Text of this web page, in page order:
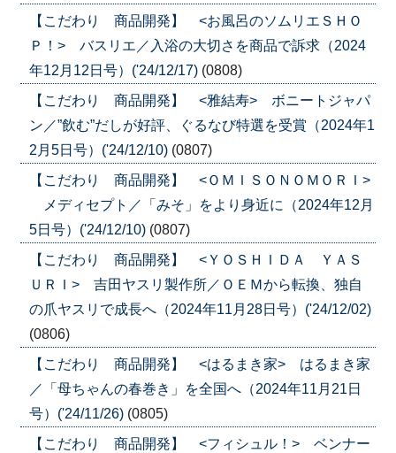
【こだわり 商品開発】 <お風呂のソムリエＳＨＯ
Ｐ！> バスリエ／入浴の大切さを商品で訴求（2024
年12月12日号）('24/12/17) (0808)
【こだわり 商品開発】 <雅結寿> ボニートジャパ
ン／”飲む”だしが好評、ぐるなび特選を受賞（2024年1
2月5日号）('24/12/10) (0807)
【こだわり 商品開発】 <ＯＭＩＳＯＮＯＭＯＲＩ>
メディセプト／「みそ」をより身近に（2024年12月
5日号）('24/12/10) (0807)
【こだわり 商品開発】 <ＹＯＳＨＩＤＡ ＹＡＳ
ＵＲＩ> 吉田ヤスリ製作所／ＯＥＭから転換、独自
の爪ヤスリで成長へ（2024年11月28日号）('24/12/02)
(0806)
【こだわり 商品開発】 <はるまき家> はるまき家
／「母ちゃんの春巻き」を全国へ（2024年11月21日
号）('24/11/26) (0805)
【こだわり 商品開発】 <フィシュル！> ベンナー